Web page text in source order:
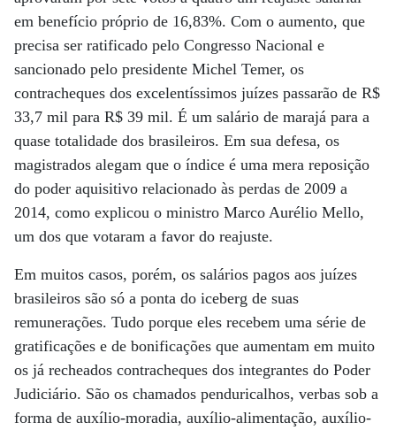
em benefício próprio de 16,83%. Com o aumento, que
precisa ser ratificado pelo Congresso Nacional e
sancionado pelo presidente Michel Temer, os
contracheques dos excelentíssimos juízes passarão de R$
33,7 mil para R$ 39 mil. É um salário de marajá para a
quase totalidade dos brasileiros. Em sua defesa, os
magistrados alegam que o índice é uma mera reposição
do poder aquisitivo relacionado às perdas de 2009 a
2014, como explicou o ministro Marco Aurélio Mello,
um dos que votaram a favor do reajuste.
Em muitos casos, porém, os salários pagos aos juízes
brasileiros são só a ponta do iceberg de suas
remunerações. Tudo porque eles recebem uma série de
gratificações e de bonificações que aumentam em muito
os já recheados contracheques dos integrantes do Poder
Judiciário. São os chamados penduricalhos, verbas sob a
forma de auxílio-moradia, auxílio-alimentação, auxílio-